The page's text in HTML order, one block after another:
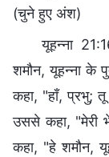
(चुने हुए अंश)
यूहन्ना
शमौन, यूहन्ना के
कहा, "हाँ, प्रभु;
उससे कहा, "मेरी
कहा, "हे शमौन,